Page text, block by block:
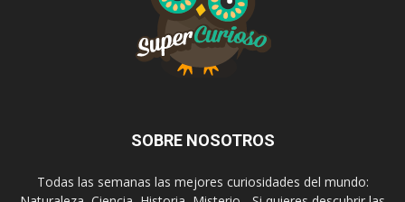
SOBRE NOSOTROS
Todas las semanas las mejores curiosidades del mundo: